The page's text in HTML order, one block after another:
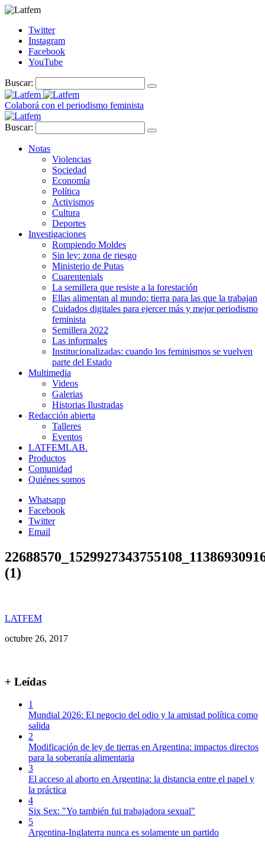
Twitter
Instagram
Facebook
YouTube
Buscar:
Colaborá con el periodismo feminista
Buscar:
Notas
Violencias
Sociedad
Economía
Política
Activismos
Cultura
Deportes
Investigaciones
Rompiendo Moldes
Sin ley: zona de riesgo
Ministerio de Putas
Cuarentenials
La semillera que resiste a la forestación
Ellas alimentan al mundo: tierra para las que la trabajan
Cuidados digitales para ejercer más y mejor periodismo
feminista
Semillera 2022
Las informales
Institucionalizadas: cuando los feminismos se vuelven
parte del Estado
Multimedia
Videos
Galerias
Historias Ilustradas
Redacción abierta
Talleres
Eventos
LATFEMLAB.
Productos
Comunidad
Quiénes somos
Whatsapp
Facebook
Twitter
Email
(1)
LATFEM
octubre 26, 2017
+ Leídas
1
Mundial 2026: El negocio del odio y la amistad política como
salida
2
Modificación de ley de tierras en Argentina: impactos directos
para la soberanía alimentaria
3
El acceso al aborto en Argentina: la distancia entre el papel y
la práctica
4
Six Sex: "Yo también fui trabajadora sexual"
5
Argentina-Inglaterra nunca es solamente un partido